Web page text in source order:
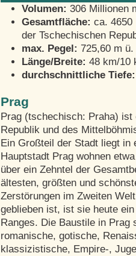
Volumen: 306 Millionen
Gesamtfläche: ca. 4650
der Tschechischen
max. Pegel: 725,60 m ü.
Länge/Breite: 48 km/10
durchschnittliche Tiefe:
Prag
Prag (tschechisch: Praha)
Republik und des
Ein Großteil der Stadt liegt in
Hauptstadt Prag wohnen
über ein Zehntel der
ältesten, größten und
Zerstörungen im Zweiten
geblieben ist, ist sie heute
Ranges. Die Baustile in
romanische, gotische,
klassizistische, Empire-,